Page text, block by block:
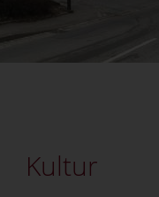
Kultur